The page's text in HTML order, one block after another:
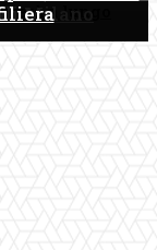
Milano
a lungo